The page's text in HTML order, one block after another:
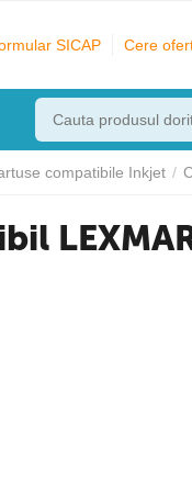
SICAP Cere
compatibile Inkjet /